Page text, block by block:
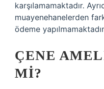
karşılamamaktadır.
muayenehanelerden
ödeme
ÇENE
MI?